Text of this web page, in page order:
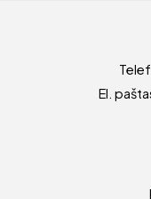
El.